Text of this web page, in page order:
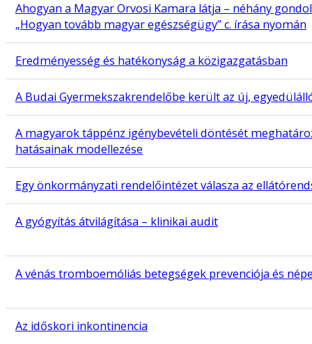
Ahogyan a Magyar Orvosi Kamara látja – néhány
„Hogyan tovább magyar egészségügy” c. írása nyomán
Eredményesség és hatékonyság a közigazgatásban
A Budai Gyermekszakrendelőbe került az új,
A magyarok táppénz igénybevételi döntését
hatásainak modellezése
Egy önkormányzati rendelőintézet válasza az
A gyógyítás átvilágítása – klinikai audit
A vénás tromboemóliás betegségek prevenciója és
Az időskori inkontinencia